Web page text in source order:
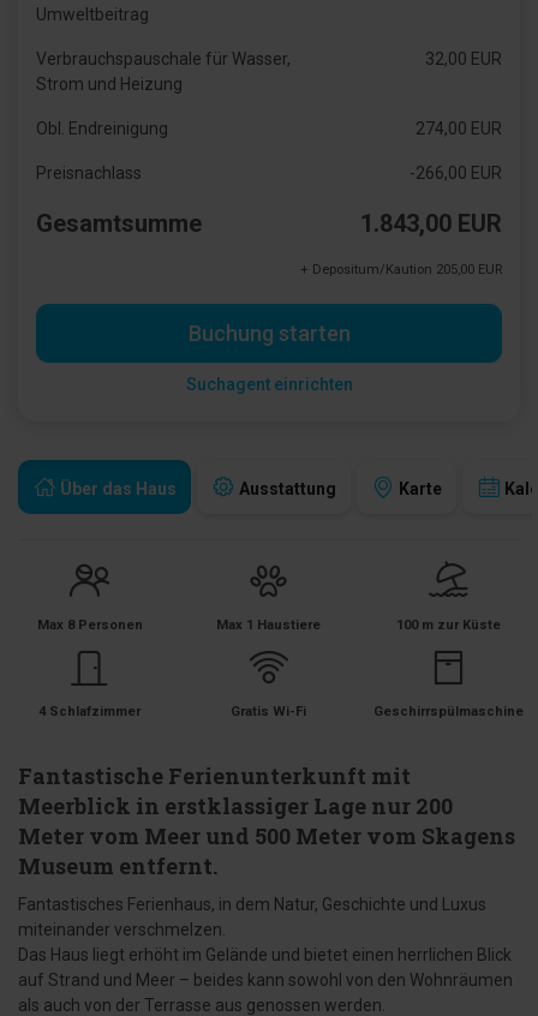
Über das Haus Ausstattung Karte
Max 8 Personen Max 1 Haustiere 100 m zur Küste
4 Schlafzimmer Gratis Wi-Fi Geschirrspülmaschine
Fantastische Ferienunterkunft mit
Meerblick in erstklassiger Lage nur 200
Meter vom Meer und 500 Meter vom Skagens
Museum entfernt.
Fantastisches Ferienhaus, in dem Natur, Geschichte und Luxus
miteinander verschmelzen.
Das Haus liegt erhöht im Gelände und bietet einen herrlichen Blick
auf Strand und Meer – beides kann sowohl von den Wohnräumen
als auch von der Terrasse aus genossen werden.
Umweltbeitrag
Verbrauchspauschale für Wasser,
Strom und Heizung
32,00 EUR
Obl. Endreinigung 274,00 EUR
Preisnachlass -266,00 EUR
Gesamtsumme 1.843,00 EUR
+ Depositum/Kaution 205,00 EUR
Buchung starten
Suchagent einrichten